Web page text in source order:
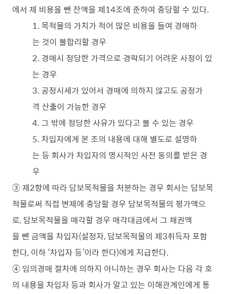
에서 제 비용을 뺀 잔액을 제14조에 준하여 충당할 수 있다.
1. 목적물의 가치가 적어 많은 비용을 들여 경매하
는 것이 불합리할 경우
2. 경매시 정당한 가격으로 경락되기 어려운 사정이 있
는 경우
3. 공정시세가 있어서 경매에 의하지 않고도 공정가
격 산출이 가능한 경우
4. 그 밖에 정당한 사유가 있다고 볼 수 있는 경우
5. 차입자에게 본 조의 내용에 대해 별도로 설명하
는 등 회사가 차입자의 명시적인 사전 동의를 받은 경
우
③ 제2항에 따라 담보목적물을 처분하는 경우 회사는 담보목
적물로써 직접 변제에 충당할 경우 담보목적물의 평가액으
로, 담보목적물을 매각할 경우 매각대금에서 그 채권액
을 뺀 금액을 차입자(설정자, 담보목적물의 제3취득자 포함
한다, 이하 ‘차입자 등’이라 한다)에게 지급한다.
④ 임의경매 절차에 의하지 아니하는 경우 회사는 다음 각 호
의 내용을 차입자 등과 회사가 알고 있는 이해관계인에게 통